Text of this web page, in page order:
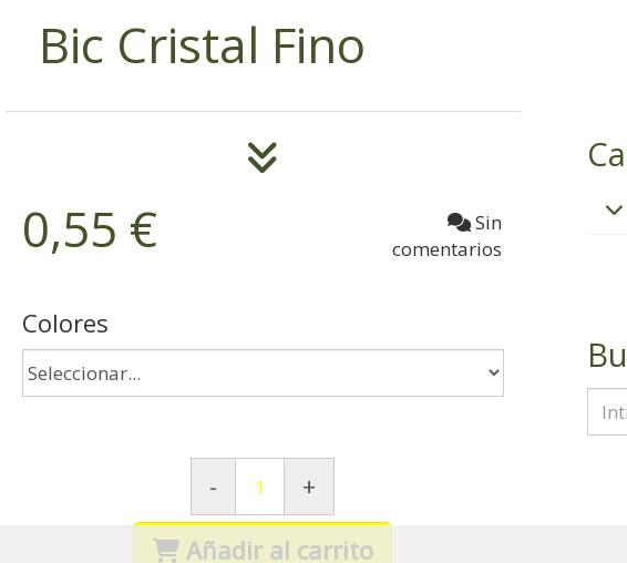
Bic Cristal Fino
0,55 €
Sin
comentarios
Colores
-
+
Añadir al carrito